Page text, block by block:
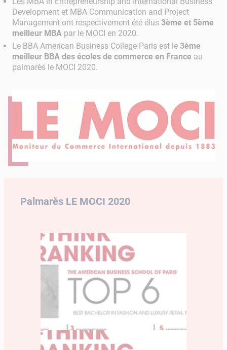
Development et MBA Communication and Project
Management ont respectivement été élus 3ème et 5ème
meilleur MBA par le MOCI en 2020.
Le BBA American Business College Paris est le 3ème
meilleur BBA des écoles de commerce en France au
palmarès le MOCI 2020.
Palmarès LE MOCI 2020